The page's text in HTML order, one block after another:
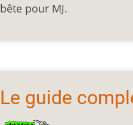
bête pour MJ.
Le guide